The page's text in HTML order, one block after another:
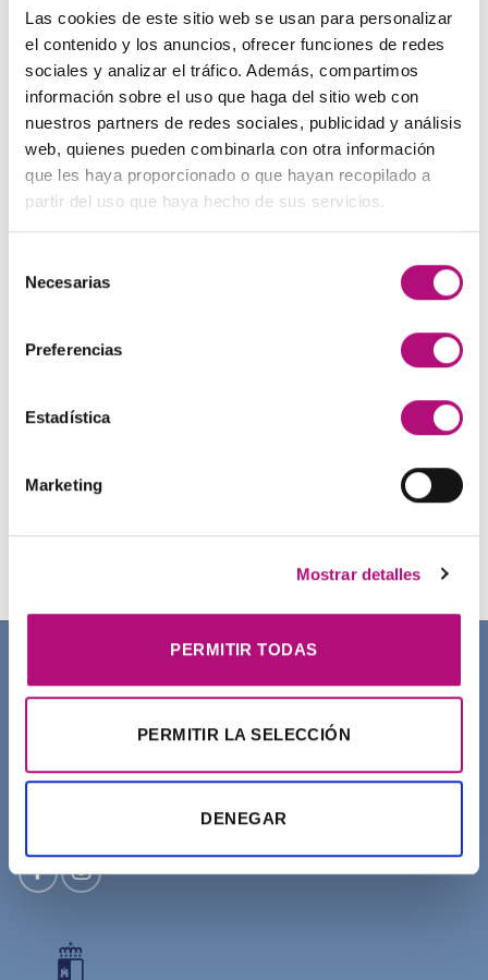
Las cookies de este sitio web se usan para personalizar
el contenido y los anuncios, ofrecer funciones de redes
sociales y analizar el tráfico. Además, compartimos
información sobre el uso que haga del sitio web con
nuestros partners de redes sociales, publicidad y análisis
web, quienes pueden combinarla con otra información
que les haya proporcionado o que hayan recopilado a
partir del uso que haya hecho de sus servicios.
Necesarias
Preferencias
Estadística
Marketing
Mostrar detalles
PERMITIR TODAS
PERMITIR LA SELECCIÓN
DENEGAR
era:
137,00€.
es:
130,00€.
48,00€ El
precio
original
era:
48,00€.
45,00 €El
precio
actual
es:
45,00€.
(IVA incluido)
Paleta de Maquillaje Avon
32,99
El
era:
32,99€.
28,50
precio
es:
28,50€.
(IVA incluido)
Maquíllate
11,99€ El
8,50€El(IVA incluido)
MEJOR VALORADOS
Champú Curl Adict Medavita
Sérum reconstrucción capilar Medavita